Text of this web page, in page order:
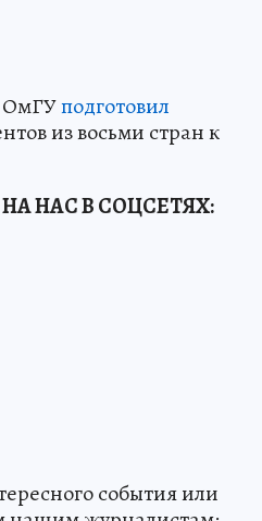
ОмГУподготовил
из восьми стран к
НАС В СОЦСЕТЯХ:
события или